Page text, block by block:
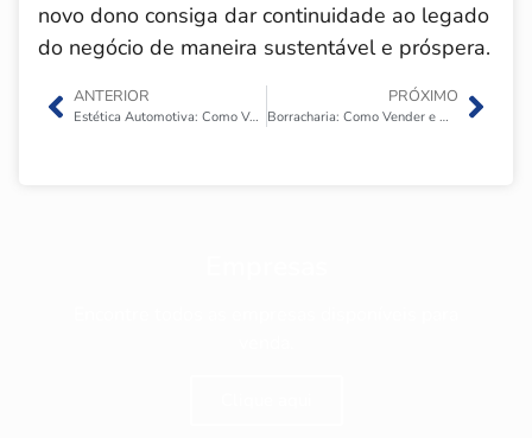
novo dono consiga dar continuidade ao legado
do negócio de maneira sustentável e próspera.
ANTERIOR
Estética Automotiva: Como Vender e Onde Anunciar a Empresa?
PRÓXIMO
Borracharia: Como Vender e Onde Anunciar a Empresa?